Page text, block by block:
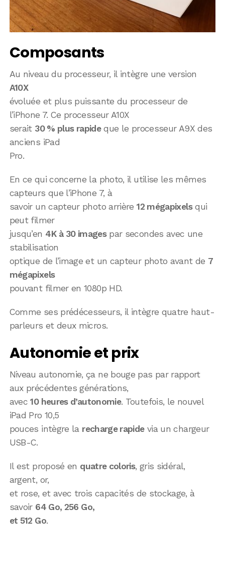
Composants
Au niveau du processeur, il intègre une version
A10X
évoluée et plus puissante du processeur de
l’iPhone 7. Ce processeur A10X
serait 30 % plus rapideque le processeur A9X des
anciens iPad
Pro.
En ce qui concerne la photo, il utilise les mêmes
capteurs que l’iPhone 7, à
savoir un capteur photo arrière12 mégapixelsqui
peut filmer
jusqu’en 4K à 30 imagespar secondes avec une
stabilisation
optique de l’image et un capteur photo avant de 7
mégapixels
pouvant filmer en 1080p HD.
Comme ses prédécesseurs, il intègre quatre haut-
parleurs et deux micros.
Autonomie et prix
Niveau autonomie, ça ne bouge pas par rapport
aux précédentes générations,
avec10 heures d’autonomie. Toutefois, le nouvel
iPad Pro 10,5
pouces intègre la recharge rapidevia un chargeur
USB-C.
Il est proposé en quatre coloris, gris sidéral,
argent, or,
et rose, et avec trois capacités de stockage, à
savoir 64 Go, 256 Go,
et 512 Go.